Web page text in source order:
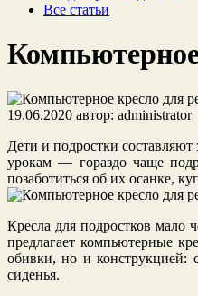
Все статьи
19.06.2020 автор: administrator
Дети и подростки
урокам — гораздо чаще
позаботиться об их осанке,
Кресла для подростков
предлагает компьютерные
обивки, но и конструкцией:
сиденья.